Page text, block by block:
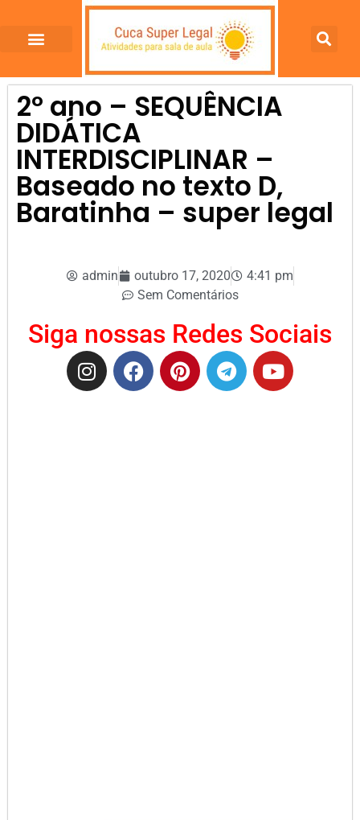
2º ano – SEQUÊNCIA
DIDÁTICA
INTERDISCIPLINAR –
Baseado no texto D,
Baratinha – super legal
admin outubro 17, 2020
4:41 pm
Sem Comentários
Siga nossas Redes Sociais